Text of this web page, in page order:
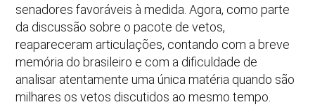
senadores favoráveis à medida. Agora, como parte
da discussão sobre o pacote de vetos,
reapareceram articulações, contando com a breve
memória do brasileiro e com a dificuldade de
analisar atentamente uma única matéria quando são
milhares os vetos discutidos ao mesmo tempo.